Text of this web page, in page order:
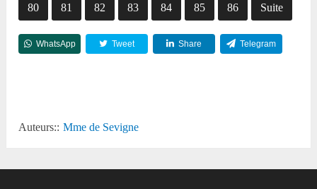
80 81 82 83 84 85 86 Suite
WhatsApp Tweet Share Telegram
Auteurs:: Mme de Sevigne